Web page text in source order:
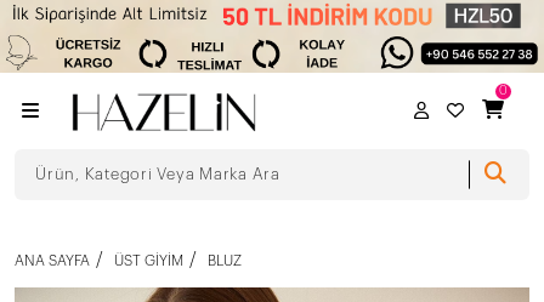
0
ANA SAYFA ÜST GIYIM BLUZ